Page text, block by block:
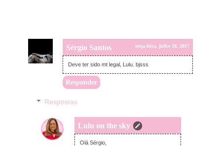
Sérgio Santos terça-feira, julho 18, 2017
Deve ter sido mt legal, Lulu. bjsss
Responder
Respostas
Lulu on the sky
quarta-feira, julho 19, 2017
Olá Sérgio,